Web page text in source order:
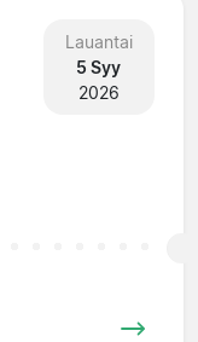
Lauantai
5 Syy
2026